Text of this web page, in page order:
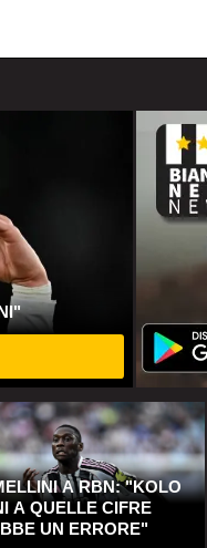
A RBN: "KOLO
A QUELLE CIFRE
UN ERRORE"